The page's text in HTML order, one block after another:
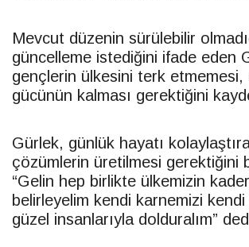
Mevcut düzenin sürülebilir
güncelleme istediğini ifade eden
gençlerin ülkesini terk etmemesi,
gücünün kalması gerektiğini
Gürlek, günlük hayatı
çözümlerin üretilmesi gerektiğini
“Gelin hep birlikte ülkemizin
belirleyelim kendi karnemizi kendi
güzel insanlarıyla dolduralım”